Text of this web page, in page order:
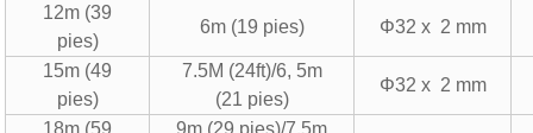
12m (39
pies)
6m (19 pies) Φ32 x 2 mm
15m (49
pies)
7.5M (24ft)/6, 5m
(21 pies)
Φ32 x 2 mm
18m (59
9m (29 pies)/7.5m